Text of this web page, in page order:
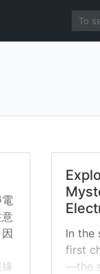
In the
first
—the